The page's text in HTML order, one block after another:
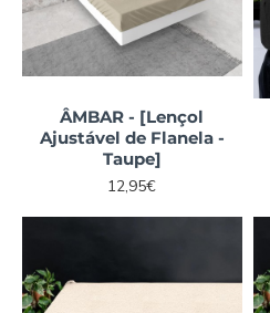
ÂMBAR - [Lençol
Ajustável de Flanela -
Taupe]
12,95€